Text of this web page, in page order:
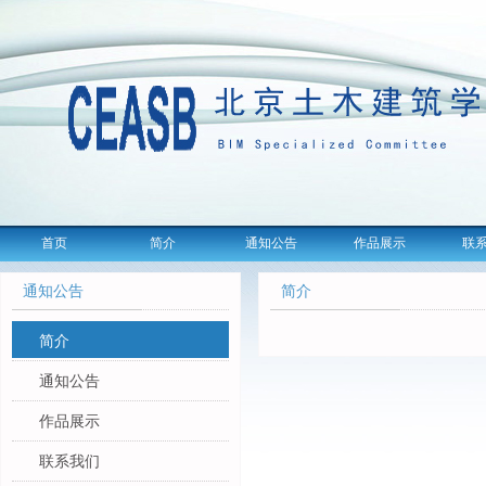
首页 简介 通知公告 作品展示 联
通知公告
简介
通知公告
作品展示
联系我们
简介